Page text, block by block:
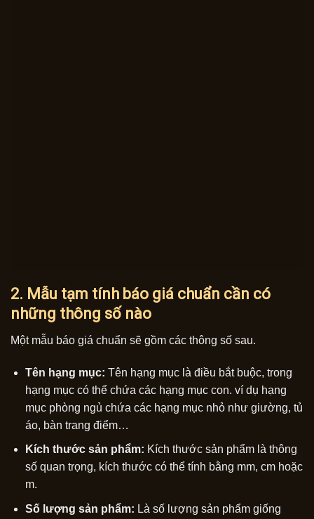
2. Mẫu tạm tính báo giá chuẩn cần có
những thông số nào
Một mẫu báo giá chuẩn sẽ gồm các thông số sau.
Tên hạng mục: Tên hạng mục là điều bắt buộc, trong
hạng mục có thể chứa các hạng mục con. ví dụ hạng
mục phòng ngủ chứa các hạng mục nhỏ như giường, tủ
áo, bàn trang điểm…
Kích thước sản phẩm: Kích thước sản phẩm là thông
số quan trọng, kích thước có thể tính bằng mm, cm hoặc
m.
Số lượng sản phẩm: Là số lượng sản phẩm giống